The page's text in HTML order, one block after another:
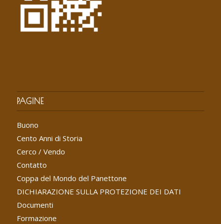
PAGINE
Buono
Cento Anni di Storia
Cerco / Vendo
Contatto
Coppa del Mondo del Panettone
DICHIARAZIONE SULLA PROTEZIONE DEI DATI
Documenti
Formazione